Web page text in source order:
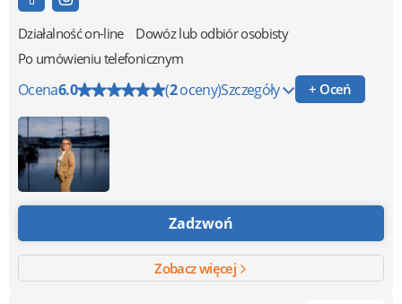
Działalność on-line
Dowóz lub odbiór osobisty
Po umówieniu telefonicznym
Ocena6.0 (2oceny)Szczegóły + Oceń
Zadzwoń
Zobacz więcej